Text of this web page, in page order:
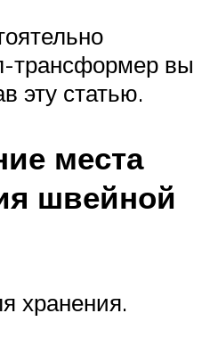
трансформер вы
эту статью.
места
швейной
хранения.